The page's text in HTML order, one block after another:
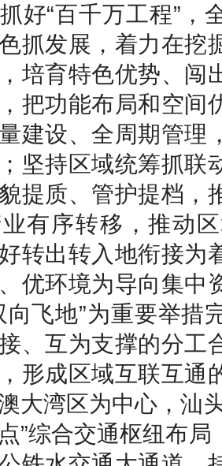
好“百千万工程”，
抓发展，着力在挖
，培育特色优势、
把功能布局和空间
建设、全周期管理
坚持区域统筹抓联
提质、管护提档，
有序转移，推动
转出转入地衔接为
优环境为导向集中
向飞地”为重要举措
、互为支撑的分工
形成区域互联互通
大湾区为中心，汕
”综合交通枢纽布